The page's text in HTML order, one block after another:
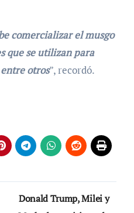
comercializar el musgo
que se utilizan para
otros”, recordó.
Donald Trump, Milei y